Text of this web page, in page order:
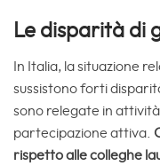
Le disparità di
In Italia, la situazione
sussistono forti
sono relegate in
partecipazione attiva.
rispetto alle colleghe